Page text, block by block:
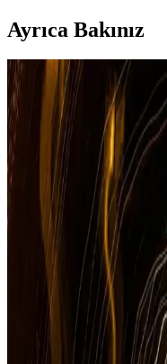
Ayrıca Bakınız
TCL Markası: Ürün
Avantajlarıyla
Eleştirilerin Merkezi
TCL, geniş ürün portföyü
müşteri hizmetleri ve destek
etkiliyor.
Vivo Akıllı
Güncel Durum ve
Vivo'nun akıllı telefon ve
ürün yelpazesi ve piyasa
Apple Destek ve
Sorgulama ve